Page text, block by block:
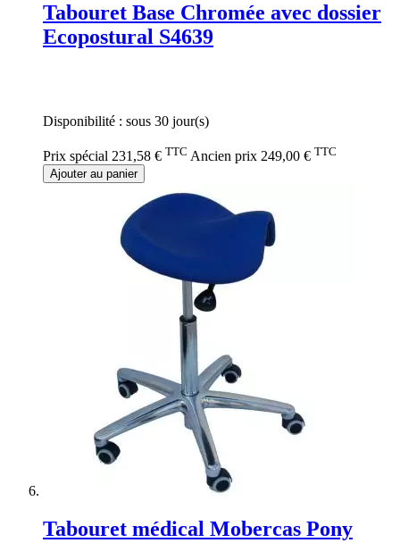
Tabouret Base Chromée avec dossier
Ecopostural S4639
Disponibilité : sous 30 jour(s)
Prix spécial 231,58 € TTC Ancien prix 249,00 € TTC
Ajouter au panier
Tabouret médical Mobercas Pony